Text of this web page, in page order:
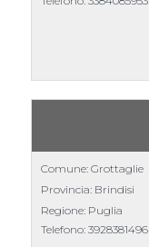
Comune: Grottaglie
Provincia: Brindisi
Regione: Puglia
Telefono: 3928381496